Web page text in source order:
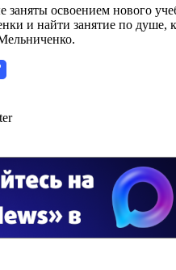
заняты освоением нового
и найти занятие по душе,